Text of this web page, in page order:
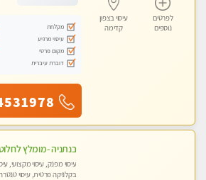
לפרטים
נוספים
עיסוי בצפון
קדימה
מקלחת
עיסוי מרגיע
מקום פרטי
דוברת עיברית
עיסוי מפנק, עיסוי מקצועי,
בקלניקה פרטית, עיסוי